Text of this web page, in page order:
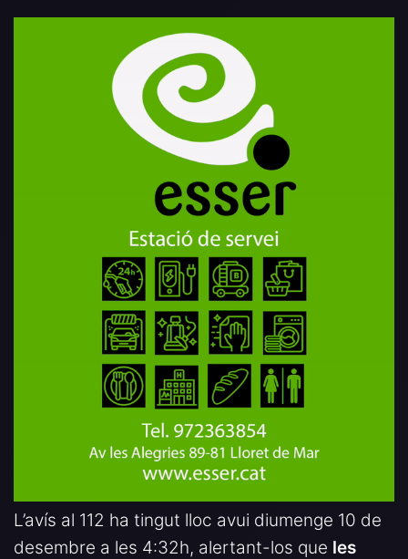
L’avís al 112 ha tingut lloc avui diumenge 10 de
desembre a les 4:32h, alertant-los que les